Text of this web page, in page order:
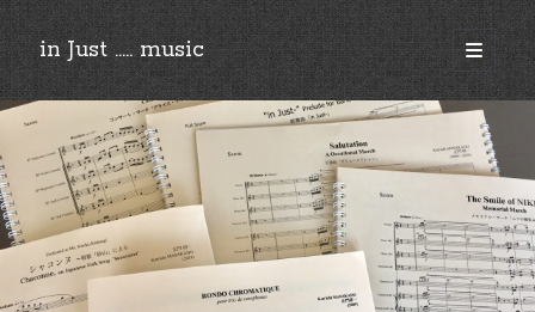
in Just ..... music
open
primary
menu
Sidebar
©︎2018-2025 by Ken’ichi MASAKADO, All rights reserved.